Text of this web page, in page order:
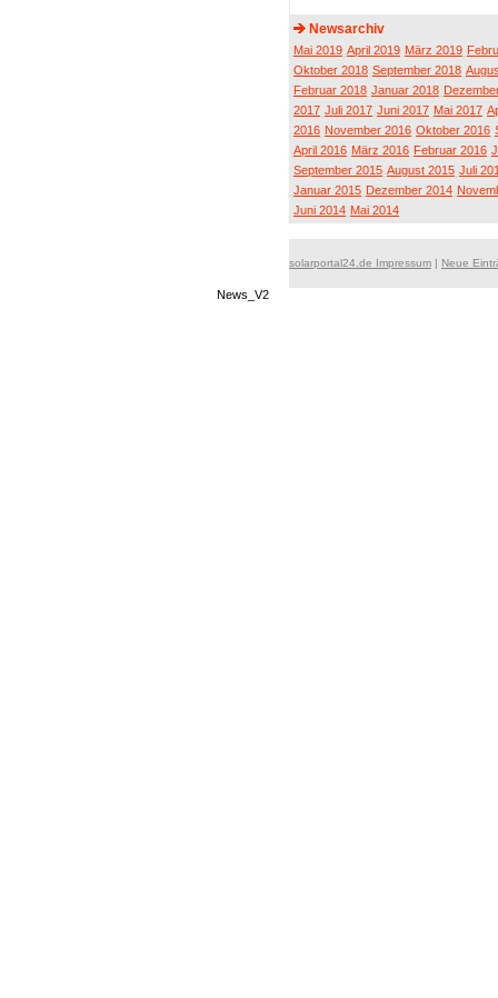
Newsarchiv
Mai 2019 April 2019 März 2019
Oktober 2018 September 2018
Februar 2018 Januar 2018
2017 Juli 2017 Juni 2017 Mai 2017
2016 November 2016 Oktober 2016
April 2016 März 2016 Februar 2016
September 2015 August 2015 Juli
Januar 2015 Dezember 2014
Juni 2014 Mai 2014
solarportal24.de Impressum | Neue
News_V2